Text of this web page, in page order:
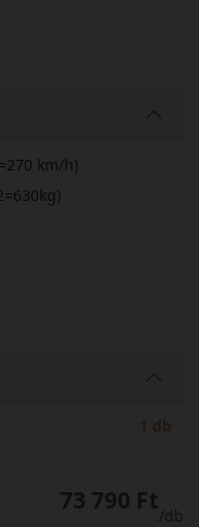
km/h)
1 db
73 790 Ft
/db